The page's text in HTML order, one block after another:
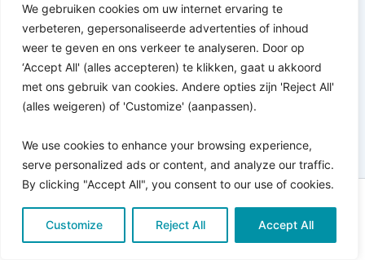
We gebruiken cookies om uw internet ervaring te
verbeteren, gepersonaliseerde advertenties of inhoud
weer te geven en ons verkeer te analyseren. Door op
‘Accept All' (alles accepteren) te klikken, gaat u akkoord
met ons gebruik van cookies. Andere opties zijn 'Reject All'
(alles weigeren) of 'Customize' (aanpassen).
We use cookies to enhance your browsing experience,
serve personalized ads or content, and analyze our traffic.
By clicking "Accept All", you consent to our use of cookies.
Customize Reject All Accept All
Copyright © 2026 Pro Bono Connect | in samenwerking
metKitewebsites